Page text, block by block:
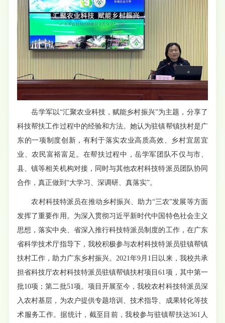
岳学军以“汇聚农业科技，赋能乡村振兴”为主题，分享了
科技帮扶工作过程中的经验和方法。她认为驻镇帮镇扶村是广
东的一项制度创新，有利于落实农业高质高效、乡村宜居宜
业、农民富裕富足。在帮扶过程中，岳学军团队不仅与市、
县、镇等相关机构对接，同时与其他农村科技特派员团队协同
合作，真正做到“大学习、深调研、真落实”。
农村科技特派员在推动乡村振兴、助力“三农”发展等方面
发挥了重要作用。为深入贯彻习近平新时代中国特色社会主义
思想，落实中央、省深入推行科技特派员制度的工作，在广东
省科学技术厅指导下，我校积极参与农村科技特派员驻镇帮镇
扶村工作，助力广东乡村振兴。2021年9月1日以来，我校共承
担省科技厅农村科技特派员驻镇帮镇扶村项目61项，其中第一
批10项；第二批51项。项目开展至今，我校农村科技特派员深
入农村基层，为农户提供专题培训、技术指导、成果转化等技
术服务工作。据统计，截至目前，我校参与驻镇帮扶达361人